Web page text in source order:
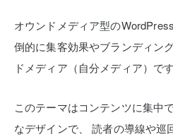
オウンドメディア型の
倒的に集客効果やブランディン
ドメディア（自分メディア）です
このテーマはコンテンツに集中
なデザインで、
読者の導線や巡